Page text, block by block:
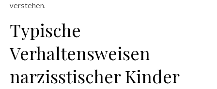
verstehen.
Typische
Verhaltensweisen
narzisstischer Kinder